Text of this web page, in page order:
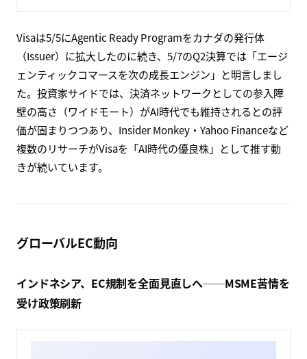
Visaは5/5にAgentic Ready Programをカナダの発行体
（Issuer）に拡大したのに続き、5/7のQ2決算では「エージ
ェンティックコマースを次の成長エンジン」と明言しまし
た。投資家サイドでは、決済ネットワークとしての参入障
壁の高さ（ワイドモート）がAI時代でも維持されるとの評
価が固まりつつあり、Insider Monkey・Yahoo Financeなど
複数のリサーチがVisaを「AI時代の優良株」として推す動
きが続いています。
グローバルEC動向
インドネシア、EC規制を全面見直しへ──MSME苦情を
受け政策刷新